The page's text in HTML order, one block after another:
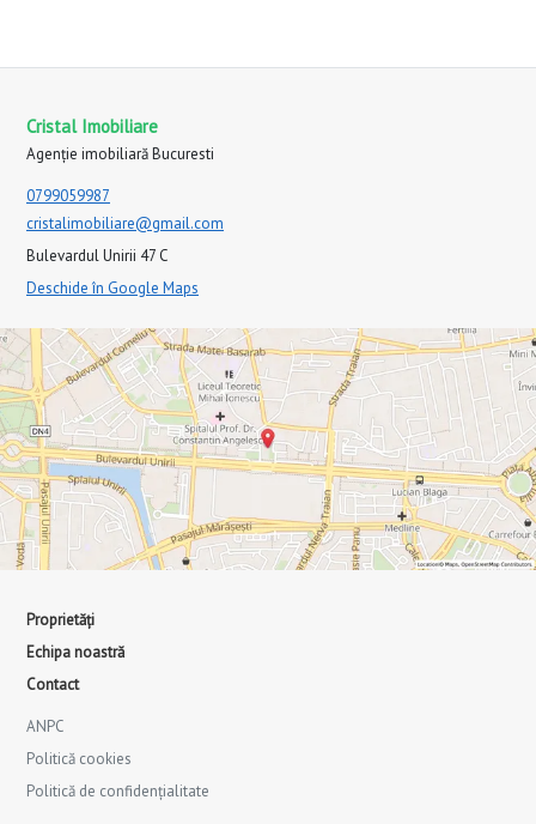
Cristal Imobiliare
Agenție imobiliară Bucuresti
0799059987
cristalimobiliare@gmail.com
Bulevardul Unirii 47 C
Deschide în Google Maps
Proprietăți
Echipa noastră
Contact
ANPC
Politică cookies
Politică de confidențialitate